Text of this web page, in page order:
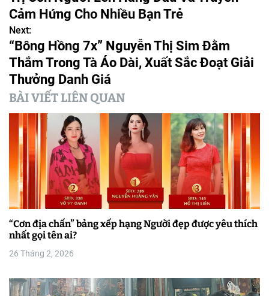
ề
u
h
ư
ớ
b
à
i
v
ế
Cảm Hứng Cho Nhiều Bạn Trẻ
Next:
“Bông Hồng 7x” Nguyễn Thị Sim Đằm
Thắm Trong Tà Áo Dài, Xuất Sắc Đoạt Giải
Thưởng Danh Giá
BÀI VIẾT LIÊN QUAN
“Cơn địa chấn” bảng xếp hạng Người đẹp được yêu thích
nhất gọi tên ai?
26 Tháng 2, 2026